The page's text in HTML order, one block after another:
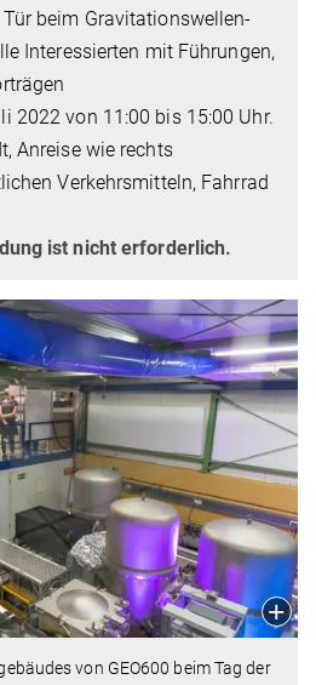
beim Gravitationswellen-
Interessierten mit Führungen,
2022 von 11:00 bis 15:00 Uhr.
Anreise wie rechts
Verkehrsmitteln, Fahrrad
ist nicht erforderlich.
von GEO600 beim Tag der